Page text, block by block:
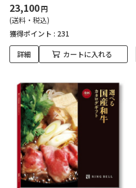
23,100円
(送料・税込)
獲得ポイント : 231
詳細 カートに入れる